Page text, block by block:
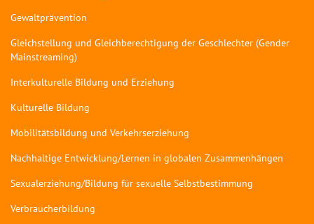
Gewaltprävention
Gleichstellung und Gleichberechtigung der Geschlechter (Gender
Mainstreaming)
Interkulturelle Bildung und Erziehung
Kulturelle Bildung
Mobilitätsbildung und Verkehrserziehung
Nachhaltige Entwicklung/Lernen in globalen Zusammenhängen
Sexualerziehung/Bildung für sexuelle Selbstbestimmung
Verbraucherbildung